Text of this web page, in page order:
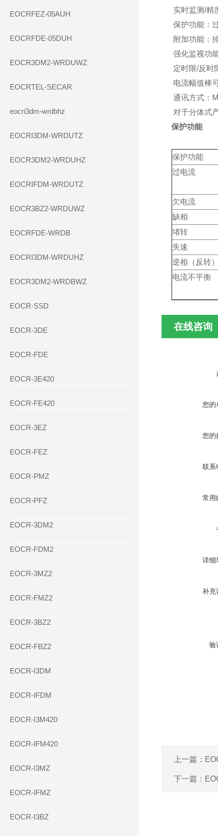
EOCRFEZ-05AUH
EOCRFDE-05DUH
EOCR3DM2-WRDUWZ
EOCRTEL-SECAR
eocri3dm-wrdbhz
EOCRI3DM-WRDUTZ
EOCR3DM2-WRDUHZ
EOCRIFDM-WRDUTZ
EOCR3BZ2-WRDUWZ
EOCRFDE-WRDB
EOCRI3DM-WRDUHZ
EOCR3DM2-WRDBWZ
EOCR-SSD
EOCR-3DE
EOCR-FDE
EOCR-3E420
EOCR-FE420
EOCR-3EZ
EOCR-FEZ
EOCR-PMZ
EOCR-PFZ
EOCR-3DM2
EOCR-FDM2
EOCR-3MZ2
EOCR-FMZ2
EOCR-3BZ2
EOCR-FBZ2
EOCR-I3DM
EOCR-IFDM
EOCR-I3M420
EOCR-IFM420
EOCR-I3MZ
EOCR-IFMZ
EOCR-I3BZ
实时监测/精
保护功能：
附加功能：
强化监视功
定时限/反时
电流幅值棒
通讯方式：
对于分体式
保护功能
保护功能
过电流
欠电流
缺相
堵转
失速
逆相（反转
电流不平衡
在线咨询
您的
您的
联系
常用
详细
补充
验
上一篇：
下一篇：